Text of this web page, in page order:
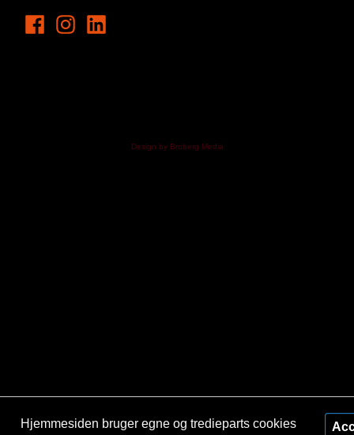
Hjemmesiden bruger egne og tredieparts cookies
Design by Broberg Media